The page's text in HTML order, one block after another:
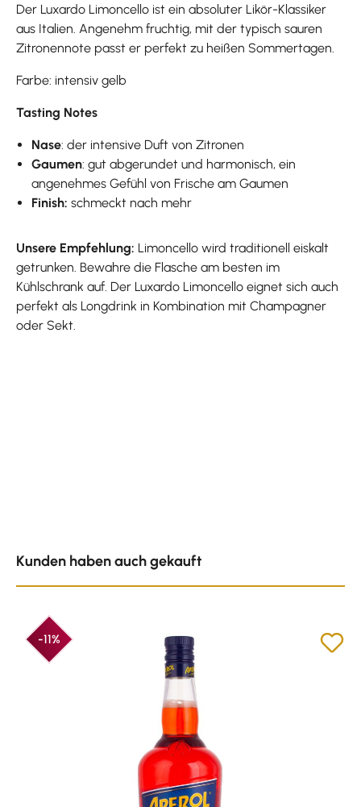
Der Luxardo Limoncello ist ein absoluter Likör-Klassiker
aus Italien. Angenehm fruchtig, mit der typisch sauren
Zitronennote passt er perfekt zu heißen Sommertagen.
Farbe: intensiv gelb
Tasting Notes
Nase: der intensive Duft von Zitronen
Gaumen: gut abgerundet und harmonisch, ein
angenehmes Gefühl von Frische am Gaumen
Finish:schmeckt nach mehr
Unsere Empfehlung: Limoncello wird traditionell eiskalt
getrunken. Bewahre die Flasche am besten im
Kühlschrank auf. Der Luxardo Limoncello eignet sich auch
perfekt als Longdrink in Kombination mit Champagner
oder Sekt.
Kunden haben auch gekauft
-11%